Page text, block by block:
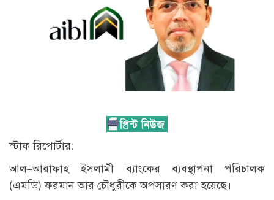
স্টাফ রিপোর্টার:
আল–আরাফাহ ইসলামী ব্যাংকের ব্যবস্থাপনা পরিচালক
(এমডি) ফরমান আর চৌধুরীকে অপসারণ করা হয়েছে।